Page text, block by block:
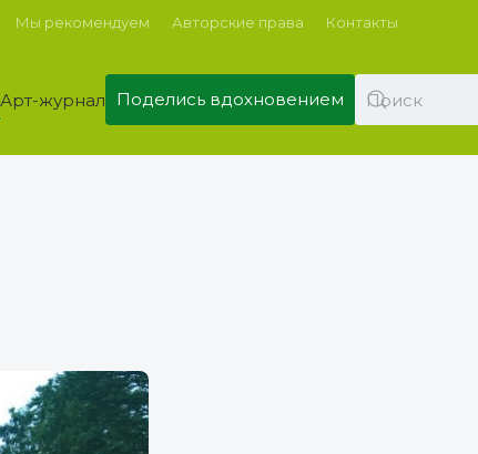
Мы рекомендуем Авторские права Контакты
Арт-журнал Поделись вдохновением